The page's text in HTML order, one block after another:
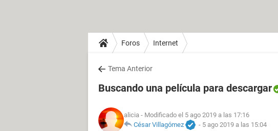
Foros Internet
Tema Anterior
Buscando una película para descargar
alicia - Modificado el 5 ago 2019 a las 17:16
César Villagómez
- 5 ago 2019 a las 15:04